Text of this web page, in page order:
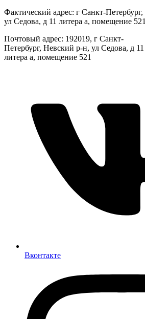
Фактический адрес: г Санкт-Петербург,
ул Седова, д 11 литера а, помещение 521
Почтовый адрес: 192019, г Санкт-
Петербург, Невский р-н, ул Седова, д 11
литера а, помещение 521
Вконтакте